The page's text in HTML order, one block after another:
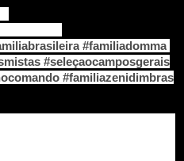
#familiadomma
#seleçaocamposgerais
#familiazenidimbras